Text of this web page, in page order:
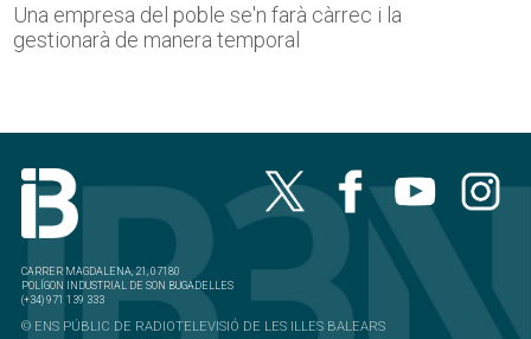
Una empresa del poble se'n farà càrrec i la
gestionarà de manera temporal
CARRER MAGDALENA, 21, 07180
POLÍGON INDUSTRIAL DE SON BUGADELLES
(+34) 971 139 333
© ENS PÚBLIC DE RADIOTELEVISIÓ DE LES ILLES BALEARS